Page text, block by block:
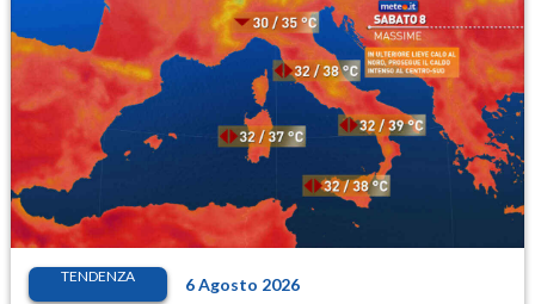
TENDENZA 6 Agosto 2026